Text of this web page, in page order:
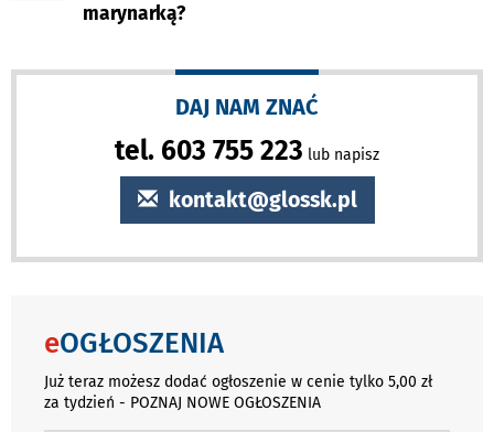
marynarką?
DAJ NAM ZNAĆ
tel. 603 755 223 lub napisz
kontakt@glossk.pl
eOGŁOSZENIA
Już teraz możesz dodać ogłoszenie w cenie tylko 5,00 zł
za tydzień - POZNAJ NOWE OGŁOSZENIA